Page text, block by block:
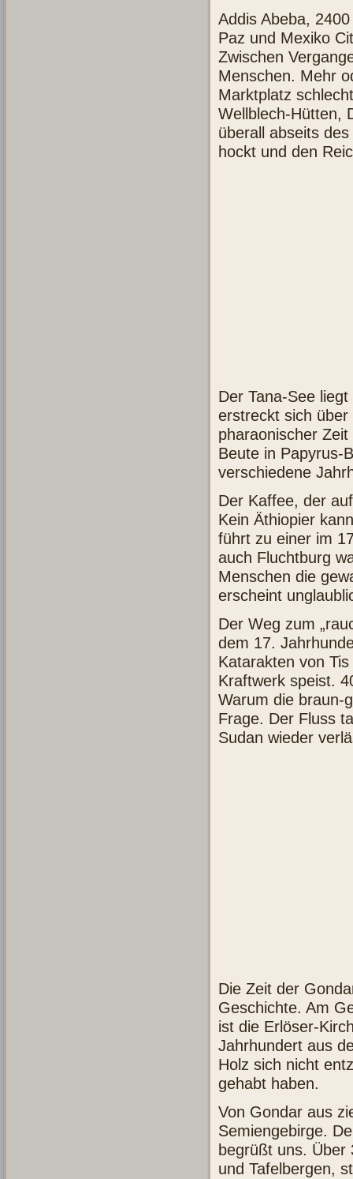
Addis Abeba,
Paz und Mexiko
Zwischen
Menschen. Mehr
Marktplatz
Wellblech-Hütten,
überall abseits
hockt und den
Der Tana-See
erstreckt sich
pharaonischer
Beute in Papyrus-
verschiedene
Der Kaffee, der
Kein Äthiopier
führt zu einer im
auch Fluchtburg
Menschen die
erscheint
Der Weg zum
dem 17.
Katarakten von
Kraftwerk speist.
Warum die braun-
Frage. Der Fluss
Sudan wieder
Die Zeit der
Geschichte. Am
ist die Erlöser-
Jahrhundert aus
Holz sich nicht
gehabt haben.
Von Gondar aus
Semiengebirge.
begrüßt uns. Über
und Tafelbergen,